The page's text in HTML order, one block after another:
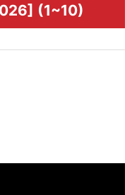
(1~10)